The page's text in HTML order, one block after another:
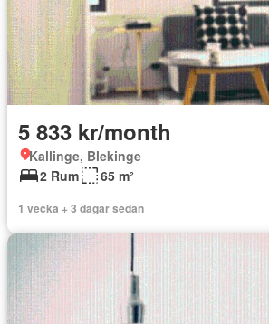
5 833 kr/month
Kallinge, Blekinge
2 Rum
65 m²
1 vecka + 3 dagar sedan